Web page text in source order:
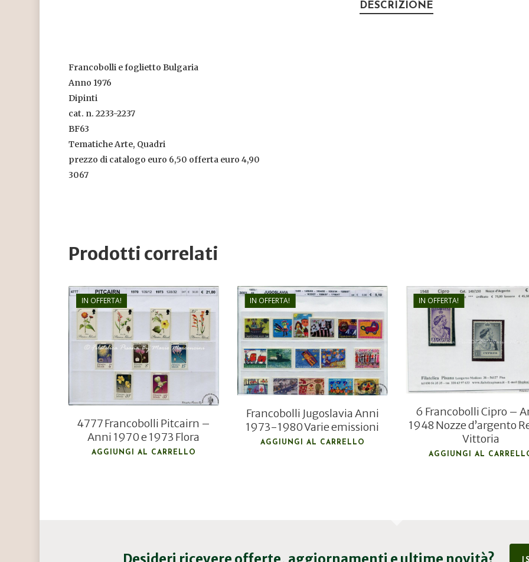
DESCRIZIONE
Francobolli e foglietto Bulgaria
Anno 1976
Dipinti
cat. n. 2233-2237
BF63
Tematiche Arte, Quadri
prezzo di catalogo euro 6,50 offerta euro 4,90
3067
Prodotti correlati
IN OFFERTA!
€
21,00
€15,00
4777 Francobolli Pitcairn –
Anni 1970 e 1973 Flora
AGGIUNGI AL CARRELLO
IN OFFERTA!
€5,10
Francobolli Jugoslavia Anni
1973-1980 Varie emissioni
AGGIUNGI AL CARRELLO
IN OFFERTA! €
25,00
6 Francobolli Cipro –
1948 Nozze d’argento
Vittoria
AGGIUNGI AL